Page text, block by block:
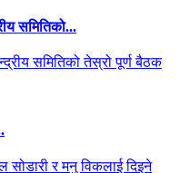
समितिको...